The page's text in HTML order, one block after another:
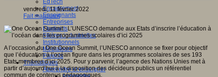
EdTech
Encadrement
Enseignants
Entreprises
Etudiants
Filières industrielles
Institutionnels
Médiateurs
Parents
Thématiques
Apprendre et enseigner
vendredi, 11 février 2022
Fait marquant
A l’occasion du One Ocean Summit, l’UNESCO annonce se fixer pour objectif
que l’éducation à l’océan figure dans les programmes scolaires de ses 193
Etats membres d’ici 2025. Pour y parvenir, l’agence des Nations Unies met à
partir d’aujourd’hui à la disposition des décideurs publics un référentiel
commun de contenus pédagogiques.